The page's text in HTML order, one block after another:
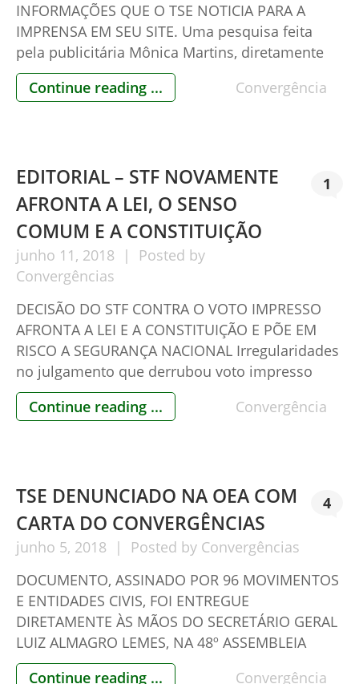
INFORMAÇÕES QUE O TSE NOTICIA PARA A
IMPRENSA EM SEU SITE. Uma pesquisa feita
pela publicitária Mônica Martins, diretamente
no site do IDEA – International Institute For
Democracy and Assistance, revelou-se que
Continue reading ... Convergência
EDITORIAL – STF NOVAMENTE
AFRONTA A LEI, O SENSO
COMUM E A CONSTITUIÇÃO
junho 11, 2018
Posted by
Convergências
1
DECISÃO DO STF CONTRA O VOTO IMPRESSO
AFRONTA A LEI E A CONSTITUIÇÃO E PÕE EM
RISCO A SEGURANÇA NACIONAL Irregularidades
no julgamento que derrubou voto impresso
pode tornar nula a decisão da Suprema Corte
De acordo com a lei vigente, relator consumou
Continue reading ... Convergência
TSE DENUNCIADO NA OEA COM
CARTA DO CONVERGÊNCIAS
junho 5, 2018 Posted by Convergências
4
DOCUMENTO, ASSINADO POR 96 MOVIMENTOS
E ENTIDADES CIVIS, FOI ENTREGUE
DIRETAMENTE ÀS MÃOS DO SECRETÁRIO GERAL
LUIZ ALMAGRO LEMES, NA 48º ASSEMBLEIA
GERAL REALIZADA NESTA DATA EM
Continue reading ... Convergência